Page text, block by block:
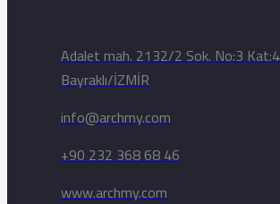
Adalet mah. 2132/2 Sok. No:3
Bayraklı/İZMİR
info@archmy.com
+90 232 368 68 46
www.archmy.com